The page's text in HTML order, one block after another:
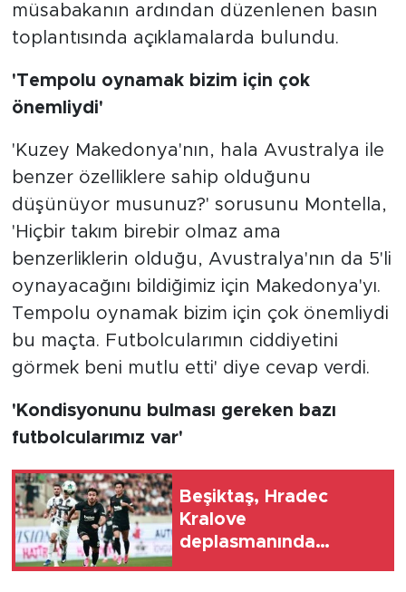
müsabakanın ardından düzenlenen basın
toplantısında açıklamalarda bulundu.
'Tempolu oynamak bizim için çok
önemliydi'
'Kuzey Makedonya'nın, hala Avustralya ile
benzer özelliklere sahip olduğunu
düşünüyor musunuz?' sorusunu Montella,
'Hiçbir takım birebir olmaz ama
benzerliklerin olduğu, Avustralya'nın da 5'li
oynayacağını bildiğimiz için Makedonya'yı.
Tempolu oynamak bizim için çok önemliydi
bu maçta. Futbolcularımın ciddiyetini
görmek beni mutlu etti' diye cevap verdi.
'Kondisyonunu bulması gereken bazı
futbolcularımız var'
Beşiktaş, Hradec
Kralove
deplasmanında